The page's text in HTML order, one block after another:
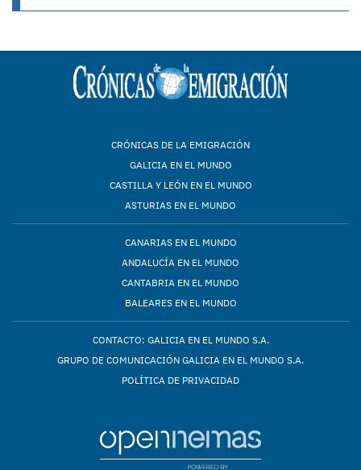
CRÓNICAS DE LA EMIGRACIÓN
GALICIA EN EL MUNDO
CASTILLA Y LEÓN EN EL MUNDO
ASTURIAS EN EL MUNDO
CANARIAS EN EL MUNDO
ANDALUCÍA EN EL MUNDO
CANTABRIA EN EL MUNDO
BALEARES EN EL MUNDO
CONTACTO: GALICIA EN EL MUNDO S.A.
GRUPO DE COMUNICACIÓN GALICIA EN EL MUNDO S.A.
POLÍTICA DE PRIVACIDAD